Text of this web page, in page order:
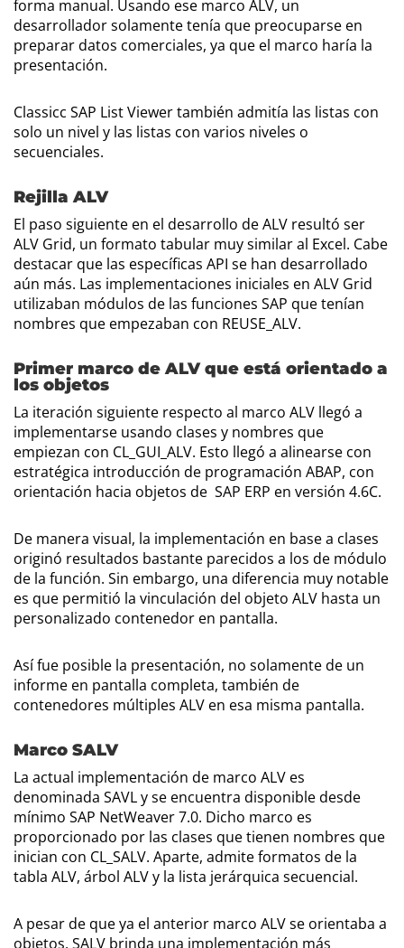
forma manual. Usando ese marco ALV, un
desarrollador solamente tenía que preocuparse en
preparar datos comerciales, ya que el marco haría la
presentación.
Classicc SAP List Viewer también admitía las listas con
solo un nivel y las listas con varios niveles o
secuenciales.
Rejilla ALV
El paso siguiente en el desarrollo de ALV resultó ser
ALV Grid, un formato tabular muy similar al Excel. Cabe
destacar que las específicas API se han desarrollado
aún más. Las implementaciones iniciales en ALV Grid
utilizaban módulos de las funciones SAP que tenían
nombres que empezaban con REUSE_ALV.
Primer marco de ALV que está orientado a
los objetos
La iteración siguiente respecto al marco ALV llegó a
implementarse usando clases y nombres que
empiezan con CL_GUI_ALV. Esto llegó a alinearse con
estratégica introducción de programación ABAP, con
orientación hacia objetos de SAP ERP en versión 4.6C.
De manera visual, la implementación en base a clases
originó resultados bastante parecidos a los de módulo
de la función. Sin embargo, una diferencia muy notable
es que permitió la vinculación del objeto ALV hasta un
personalizado contenedor en pantalla.
Así fue posible la presentación, no solamente de un
informe en pantalla completa, también de
contenedores múltiples ALV en esa misma pantalla.
Marco SALV
La actual implementación de marco ALV es
denominada SAVL y se encuentra disponible desde
mínimo SAP NetWeaver 7.0. Dicho marco es
proporcionado por las clases que tienen nombres que
inician con CL_SALV. Aparte, admite formatos de la
tabla ALV, árbol ALV y la lista jerárquica secuencial.
A pesar de que ya el anterior marco ALV se orientaba a
objetos, SALV brinda una implementación más